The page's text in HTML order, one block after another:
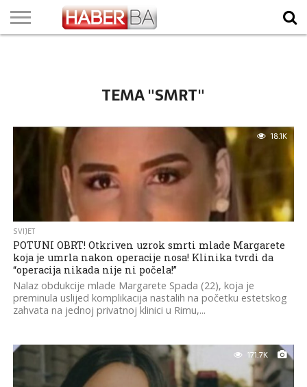
TEMA "SMRT"
18.1K
SVIJET
POTUNI OBRT! Otkriven uzrok smrti mlade Margarete
koja je umrla nakon operacije nosa! Klinika tvrdi da
“operacija nikada nije ni počela!”
Nalaz obdukcije mlade Margarete Spada (22), koja je
preminula uslijed komplikacija nastalih na početku estetskog
zahvata na jednoj privatnoj klinici u Rimu,...
171.7K